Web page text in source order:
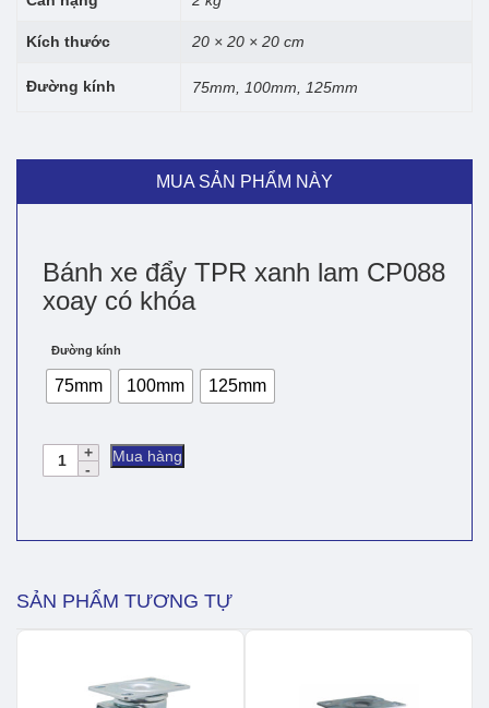
Kích thước 20 × 20 × 20 cm
Đường kính 75mm, 100mm, 125mm
MUA SẢN PHẨM NÀY
Bánh xe đẩy TPR xanh lam CP088
xoay có khóa
Đường kính
75mm 100mm 125mm
Bánh
xe
có
khóa
Mua hàng
SẢN PHẨM TƯƠNG TỰ